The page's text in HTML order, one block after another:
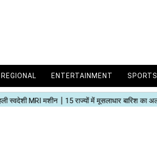
REGIONAL ENTERTAINMENT SPORTS